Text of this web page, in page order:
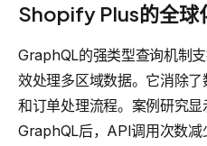
Shopify Plus的全球
GraphQL的强类型查询机制
效处理多区域数据。它消除
和订单处理流程。案例研究
GraphQL后，API调用次数